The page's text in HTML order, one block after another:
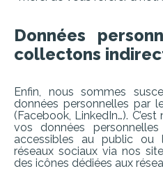
Données
collectons
Enfin, nous sommes
données personnelles par
(Facebook, LinkedIn…).
vos données
accessibles au public ou
réseaux sociaux via nos
des icônes dédiées aux